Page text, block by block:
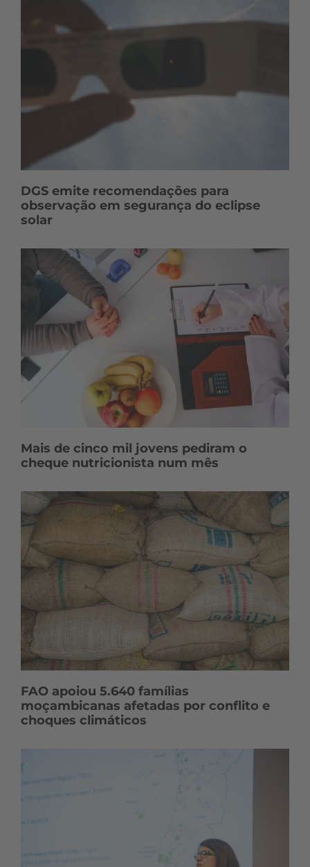
DGS emite recomendações para
observação em segurança do eclipse
solar
Mais de cinco mil jovens pediram o
cheque nutricionista num mês
FAO apoiou 5.640 famílias
moçambicanas afetadas por conflito e
choques climáticos